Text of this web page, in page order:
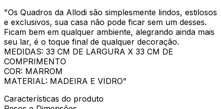
"Os Quadros da Allodi são simplesmente lindos, estilosos
e exclusivos, sua casa não pode ficar sem um desses.
Ficam bem em qualquer ambiente, alegrando ainda mais
seu lar, é o toque final de qualquer decoração.
MEDIDAS: 33 CM DE LARGURA X 33 CM DE
COMPRIMENTO
COR: MARROM
MATERIAL: MADEIRA E VIDRO"
Características do produto